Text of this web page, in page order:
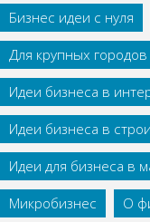
Бизнес идеи с нуля
Для крупных городов
Идеи бизнеса в
Идеи бизнеса в
Идеи для бизнеса в
Микробизнес
О